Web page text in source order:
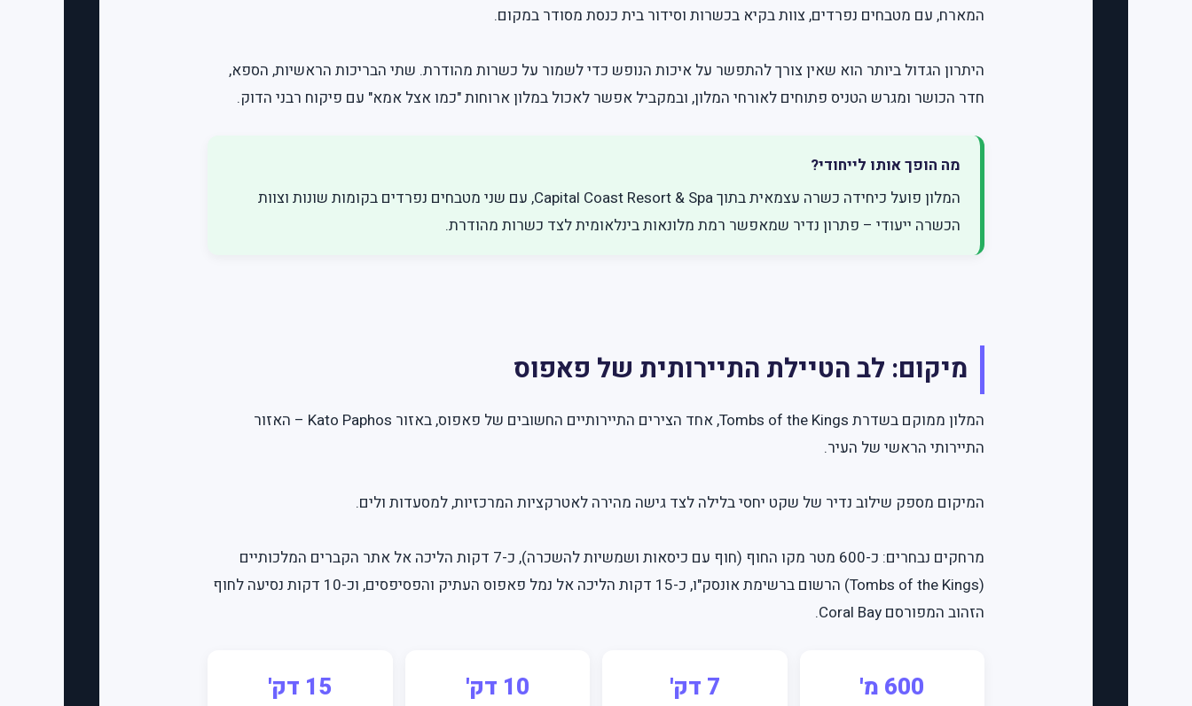
המארח, עם מטבחים נפרדים, צוות בקיא בכשרות וסידור בית כנסת מסודר במקום.
היתרון הגדול ביותר הוא שאין צורך להתפשר על איכות הנופש כדי לשמור על כשרות מהודרת. שתי הבריכות הראשיות, הספא,
חדר הכושר ומגרש הטניס פתוחים לאורחי המלון, ובמקביל אפשר לאכול במלון ארוחות "כמו אצל אמא" עם פיקוח רבני הדוק.
מה הופך אותו לייחודי?
המלון פועל כיחידה כשרה עצמאית בתוך Capital Coast Resort & Spa, עם שני מטבחים נפרדים בקומות שונות וצוות
הכשרה ייעודי – פתרון נדיר שמאפשר רמת מלונאות בינלאומית לצד כשרות מהודרת.
מיקום: לב הטיילת התיירותית של פאפוס
המלון ממוקם בשדרת Tombs of the Kings, אחד הצירים התיירותיים החשובים של פאפוס, באזור Kato Paphos – האזור
התיירותי הראשי של העיר.
המיקום מספק שילוב נדיר של שקט יחסי בלילה לצד גישה מהירה לאטרקציות המרכזיות, למסעדות ולים.
מרחקים נבחרים: כ-600 מטר מקו החוף (חוף עם כיסאות ושמשיות להשכרה), כ-7 דקות הליכה אל אתר הקברים המלכותיים
(Tombs of the Kings) הרשום ברשימת אונסק"ו, כ-15 דקות הליכה אל נמל פאפוס העתיק והפסיפסים, וכ-10 דקות נסיעה לחוף
הזהוב המפורסם Coral Bay.
600 מ' 7 דק' 10 דק' 15 דק'